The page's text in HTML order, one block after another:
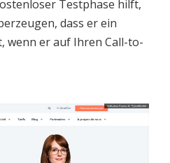
Testphase hilft,
dass er ein
wenn er auf Ihren Call-to-